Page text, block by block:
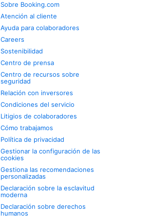
Sobre Booking.com
Atención al cliente
Ayuda para colaboradores
Careers
Sostenibilidad
Centro de prensa
Centro de recursos sobre
seguridad
Relación con inversores
Condiciones del servicio
Litigios de colaboradores
Cómo trabajamos
Política de privacidad
Gestionar la configuración de las
cookies
Gestiona las recomendaciones
personalizadas
Declaración sobre la esclavitud
moderna
Declaración sobre derechos
humanos